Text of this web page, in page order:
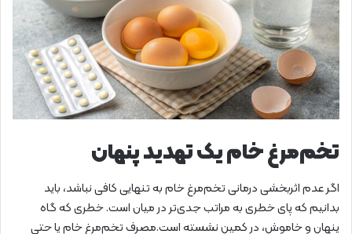
تخم‌مرغ خام یک تهدید پنهان
اگر عدم اثربخشی درمانی تخم‌مرغ خام به تنهایی کافی نباشد، باید
بدانیم که پای خطری به مراتب جدی‌تر در میان است. خطری که گاه
پنهان و خاموش، در کمین نشسته است.مصرف تخم‌مرغ خام یا حتی